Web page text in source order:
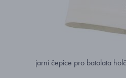
jarní čepice pro batolata